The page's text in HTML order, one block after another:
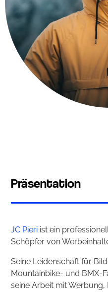
Präsentation
JC Pieri ist ein
Schöpfer von
Seine Leidenschaft für
Mountainbike- und BMX-
seine Arbeit mit